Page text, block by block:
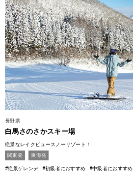
長野県
白馬さのさかスキー場
絶景なレイクビュースノーリゾート！
関東発
東海発
#絶景ゲレンデ #初級者におすすめ #中級者におすすめ